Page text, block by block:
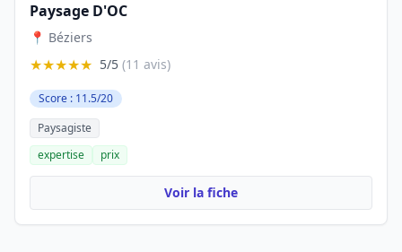
Paysage D'OC
📍 Béziers
★★★★★ 5/5 (11 avis)
Score : 11.5/20
Paysagiste
expertise
prix
Voir la fiche